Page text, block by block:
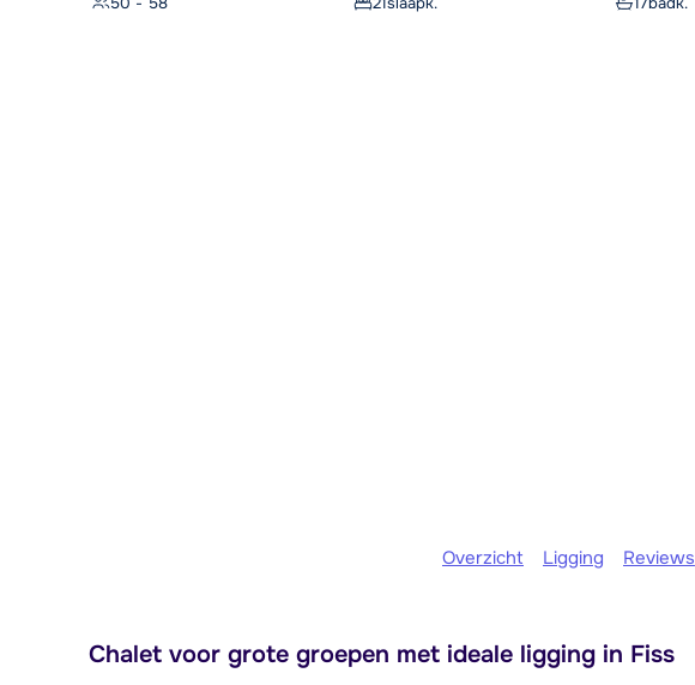
Overzicht Ligging Reviews
Chalet voor grote groepen met ideale ligging in Fiss